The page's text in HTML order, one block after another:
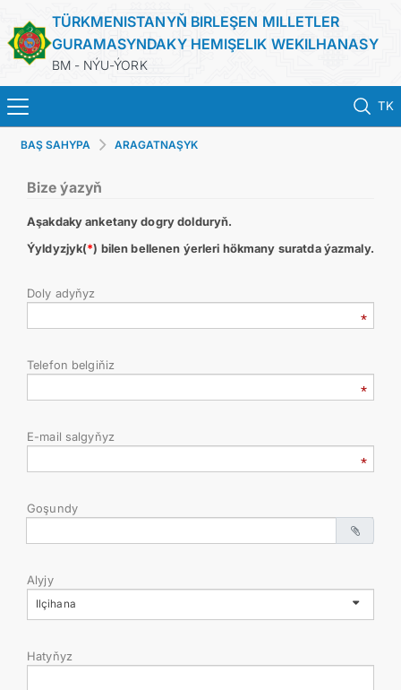
TÜRKMENISTANYŇ BIRLEŞEN MILLETLER
GURAMASYNDAKY HEMIŞELIK WEKILHANASY
BM - NÝU-ÝORK
TK
HOME
TURKMENISTAN
CONTACT US
BAŞ SAHYPA ARAGATNAŞYK
Bize ýazyň
Aşakdaky anketany dogry dolduryň.
Ýyldyzjyk(*) bilen bellenen ýerleri hökmany suratda ýazmaly.
Doly adyňyz
Telefon belgiňiz
E-mail salgyňyz
Goşundy
Alyjy
Ilçihana
Hatyňyz